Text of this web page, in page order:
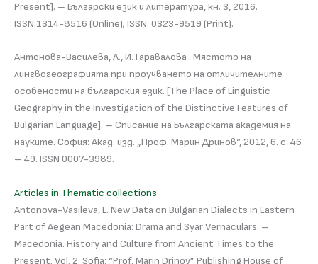
Present]. – Български език и литература, кн. 3, 2016.
ISSN:1314-8516 (Online); ISSN: 0323-9519 (Print).
Антонова-Василева, Л., И. Гаравалова . Мястото на
лингвогеографията при проучването на отличителните
особености на българския език. [The Place of Linguistic
Geography in the Investigation of the Distinctive Features of
Bulgarian Language]. – Списание на Българската академия на
науките. София: Акад. изд. „Проф. Марин Дринов“, 2012, 6. с. 46
– 49. ISSN 0007-3989.
Articles in Thematic collections
Antonova-Vasileva, L. New Data on Bulgarian Dialects in Eastern
Part of Aegean Macedonia: Drama and Syar Vernaculars. –
Macedonia. History and Culture from Ancient Times to the
Present. Vol. 2. Sofia: “Prof. Marin Drinov” Publishing House of